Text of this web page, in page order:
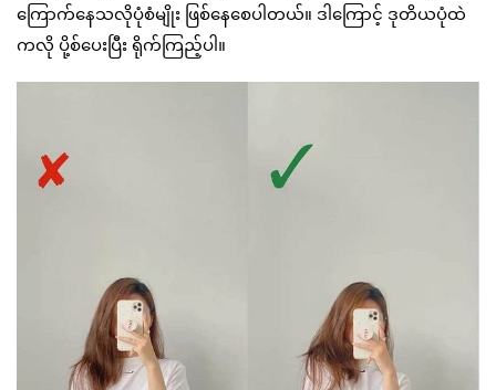
ကြောက်နေသလိုပုံစံမျိုး ဖြစ်နေစေပါတယ်။ ဒါကြောင့် ဒုတိယပုံထဲ
ကလို ပို့စ်ပေးပြီး ရိုက်ကြည့်ပါ။